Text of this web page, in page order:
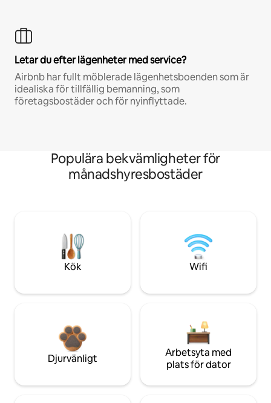
Letar du efter lägenheter med service?
Airbnb har fullt möblerade lägenhetsboenden som är
idealiska för tillfällig bemanning, som
företagsbostäder och för nyinflyttade.
Populära bekvämligheter för
månadshyresbostäder
Kök Wifi
Djurvänligt
Arbetsyta med
plats för dator